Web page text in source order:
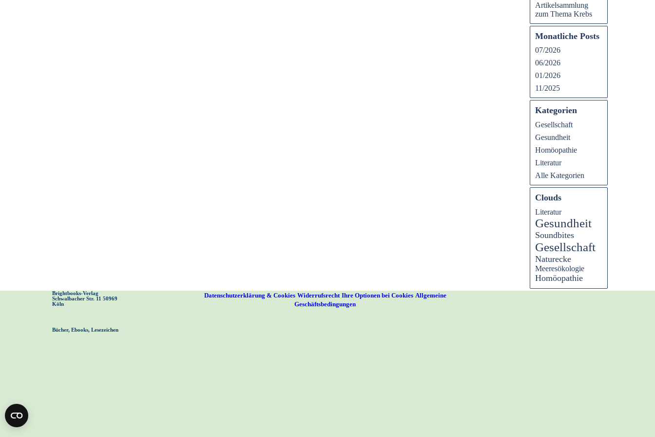
Artikelsammlung
zum Thema Krebs
Monatliche Posts
07/2026
06/2026
01/2026
11/2025
Kategorien
Gesellschaft
Gesundheit
Homöopathie
Literatur
Alle Kategorien
Clouds
Literatur
Gesundheit
Soundbites
Gesellschaft
Naturecke
Meeresökologie
Homöopathie
Brightbooks-Verlag
Schwalbacher Str. 11 50969
Köln
Bücher, Ebooks, Lesezeichen
Datenschutzerklärung & Cookies Widerrufsrecht Ihre Optionen bei Cookies Allgemeine
Geschäftsbedingungen